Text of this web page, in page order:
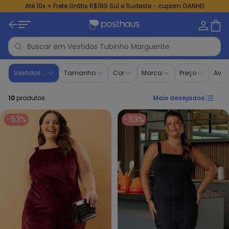
Até 10x + Frete Grátis R$199 Sul e Sudeste - cupom GANHEI
Vestidos Tubinho - Moda Feminina | Marguerite
Vestidos TubinhoTamanho Cor Marca Preço
10 produtos Mais desejados
-53% -53%